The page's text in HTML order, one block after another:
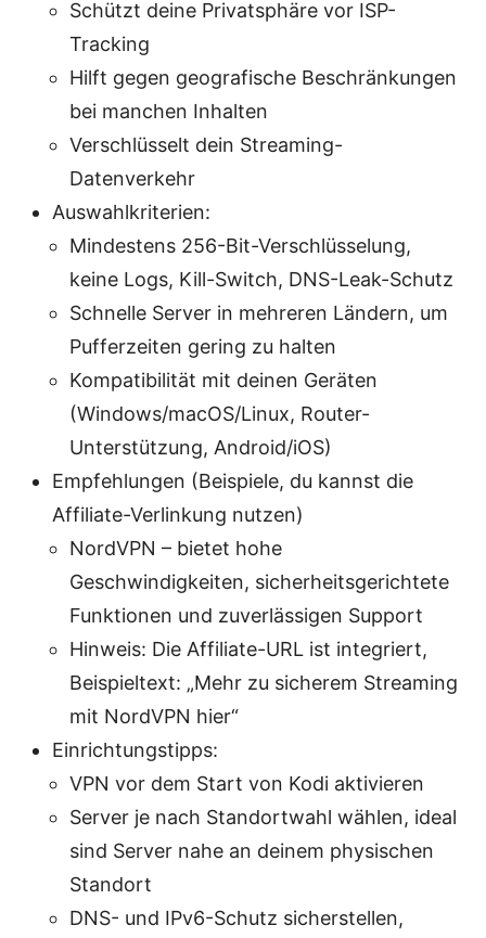
Schützt deine Privatsphäre vor ISP-
Tracking
Hilft gegen geografische Beschränkungen
bei manchen Inhalten
Verschlüsselt dein Streaming-
Datenverkehr
Auswahlkriterien:
Mindestens 256-Bit-Verschlüsselung,
keine Logs, Kill-Switch, DNS-Leak-Schutz
Schnelle Server in mehreren Ländern, um
Pufferzeiten gering zu halten
Kompatibilität mit deinen Geräten
(Windows/macOS/Linux, Router-
Unterstützung, Android/iOS)
Empfehlungen (Beispiele, du kannst die
Affiliate-Verlinkung nutzen)
NordVPN – bietet hohe
Geschwindigkeiten, sicherheitsgerichtete
Funktionen und zuverlässigen Support
Hinweis: Die Affiliate-URL ist integriert,
Beispieltext: „Mehr zu sicherem Streaming
mit NordVPN hier“
Einrichtungstipps:
VPN vor dem Start von Kodi aktivieren
Server je nach Standortwahl wählen, ideal
sind Server nahe an deinem physischen
Standort
DNS- und IPv6-Schutz sicherstellen,